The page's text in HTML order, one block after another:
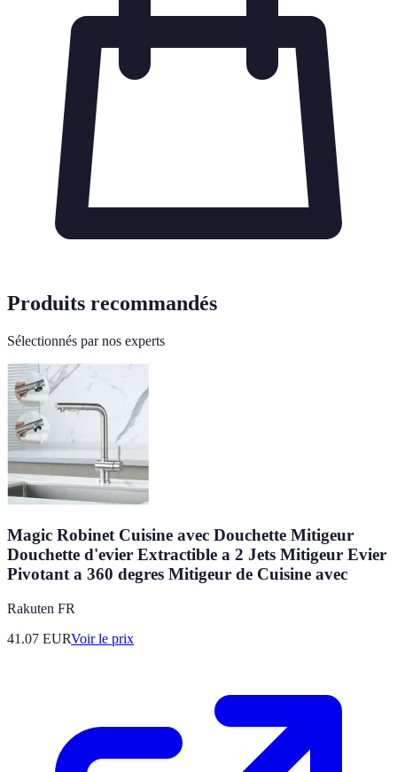
Produits recommandés
Sélectionnés par nos experts
Magic Robinet Cuisine avec Douchette Mitigeur
Douchette d'evier Extractible a 2 Jets Mitigeur Evier
Pivotant a 360 degres Mitigeur de Cuisine avec
Rakuten FR
41.07 EURVoir le prix